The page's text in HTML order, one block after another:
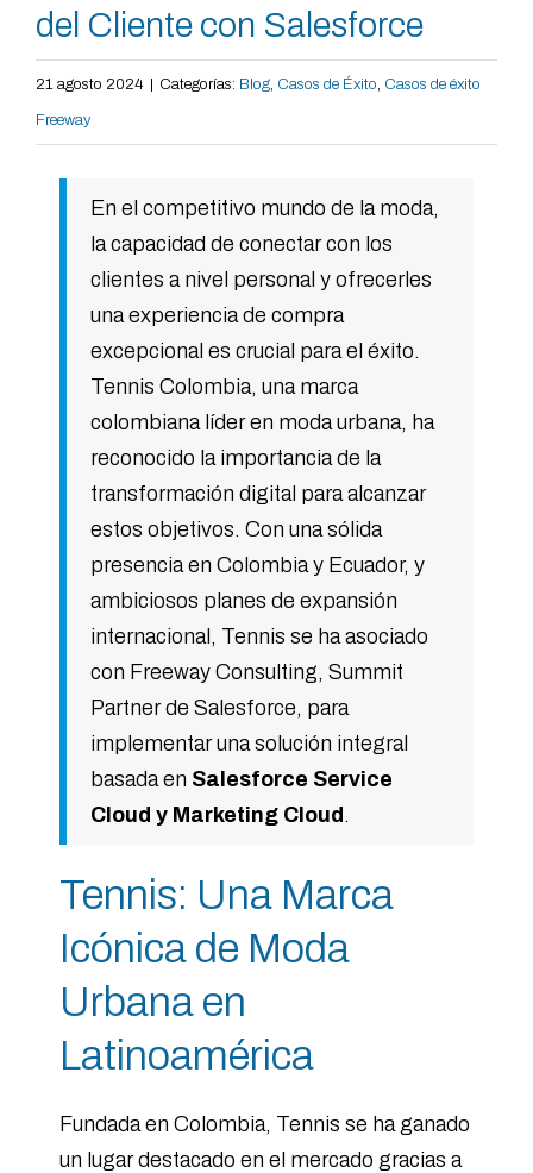
del Cliente con Salesforce
21 agosto 2024 Categorías: Blog, Casos de Éxito, Casos de éxito
Freeway
En el competitivo mundo de la moda,
la capacidad de conectar con los
clientes a nivel personal y ofrecerles
una experiencia de compra
excepcional es crucial para el éxito.
Tennis Colombia, una marca
colombiana líder en moda urbana, ha
reconocido la importancia de la
transformación digital para alcanzar
estos objetivos. Con una sólida
presencia en Colombia y Ecuador, y
ambiciosos planes de expansión
internacional, Tennis se ha asociado
con Freeway Consulting, Summit
Partner de Salesforce, para
implementar una solución integral
basada en Salesforce Service
Cloud y Marketing Cloud .
Tennis: Una Marca
Icónica de Moda
Urbana en
Latinoamérica
Fundada en Colombia, Tennis se ha ganado
un lugar destacado en el mercado gracias a